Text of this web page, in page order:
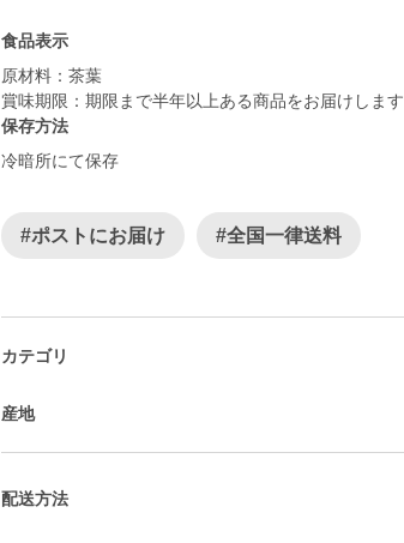
食品表示
原材料：茶葉
賞味期限：期限まで半年以上ある商品をお届けします
保存方法
冷暗所にて保存
#ポストにお届け #全国一律送料
カテゴリ
産地
配送方法